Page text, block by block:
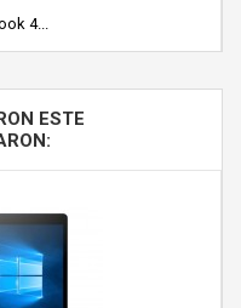
4...
ESTE